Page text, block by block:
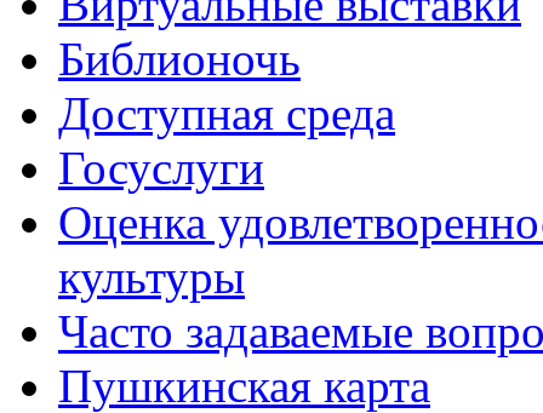
Библионочь
Доступная среда
Госуслуги
Оценка
культуры
Часто задаваемые
Пушкинская карта